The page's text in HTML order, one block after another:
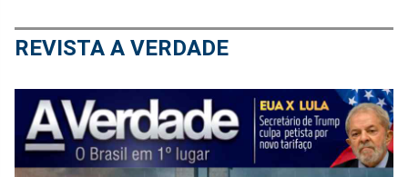
REVISTA A VERDADE